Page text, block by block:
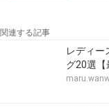
関連する記事
レディー
グ20選【